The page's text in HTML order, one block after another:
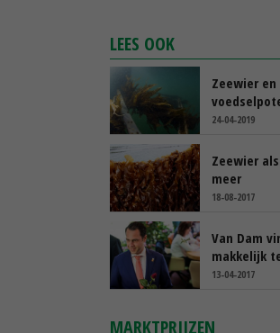
LEES OOK
Zeewier
24-04-2019
Zeewier
meer
18-08-2017
Van Dam
makkelijk
13-04-2017
MARKTPRIJZEN